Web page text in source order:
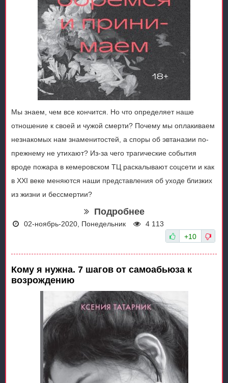
Мы знаем, чем все кончится. Но что определяет наше
отношение к своей и чужой смерти? Почему мы оплакиваем
незнакомых нам знаменитостей, а споры об эвтаназии по-
прежнему не утихают? Из-за чего трагические события
вроде пожара в кемеровском ТЦ раскалывают соцсети и как
в XXI веке меняются наши представления об уходе близких
из жизни и бессмертии?
Подробнее
02-ноябрь-2020, Понедельник
4 113
+10
Кому я нужна. 7 шагов от самоабьюза к
возрождению